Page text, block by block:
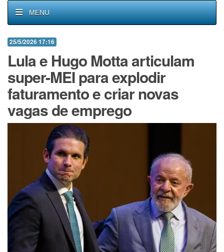
MENU
25/5/2026 17:16
Lula e Hugo Motta articulam
super-MEI para explodir
faturamento e criar novas
vagas de emprego